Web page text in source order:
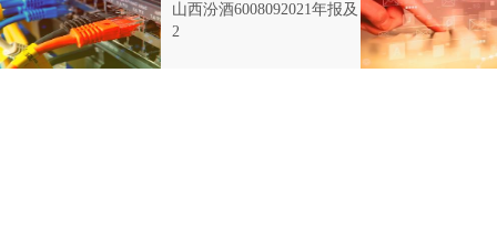
山西汾酒6008092021年报及
2